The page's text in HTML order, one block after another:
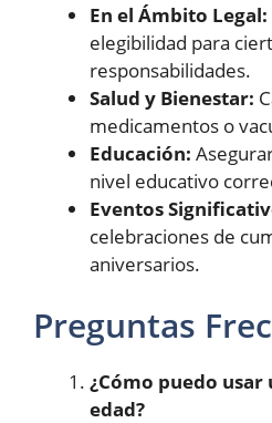
En el Ámbito Legal:
elegibilidad para
responsabilidades.
Salud y Bienestar:
medicamentos o
Educación:
nivel educativo
Eventos
celebraciones de
aniversarios.
Preguntas
¿Cómo puedo
edad?